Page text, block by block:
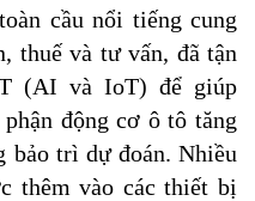
cầu nổi tiếng cung
thuế và tư vấn, đã tận
(AI và IoT) để giúp
động cơ ô tô tăng
bảo trì dự đoán. Nhiều
thêm vào các thiết bị